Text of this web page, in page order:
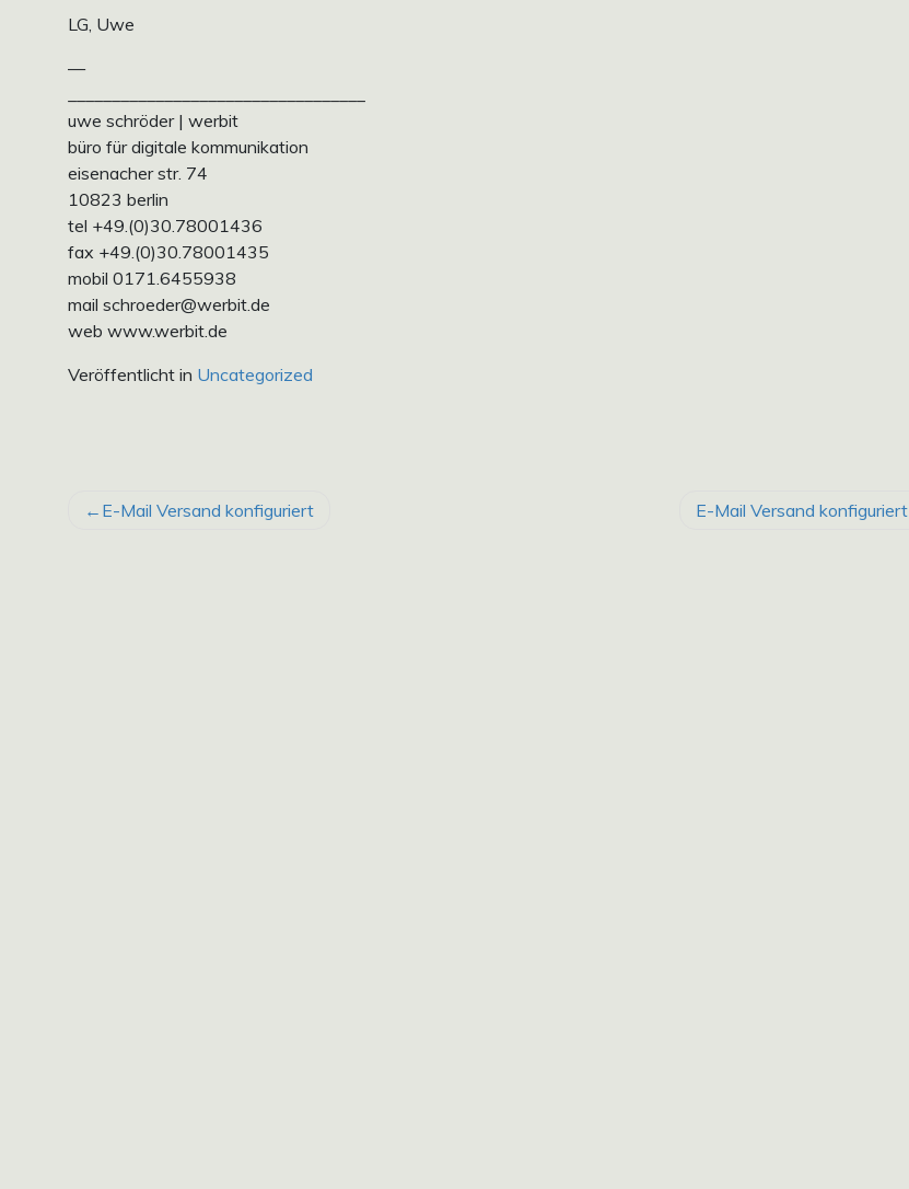
LG, Uwe
—
uwe schröder | werbit
büro für digitale kommunikation
eisenacher str. 74
10823 berlin
tel +49.(0)30.78001436
fax +49.(0)30.78001435
mobil 0171.6455938
mail schroeder@werbit.de
web www.werbit.de
Veröffentlicht in Uncategorized
BEITRAGSNAVIGATION
E-Mail Versand konfiguriert E-Mail Versand konfiguriert